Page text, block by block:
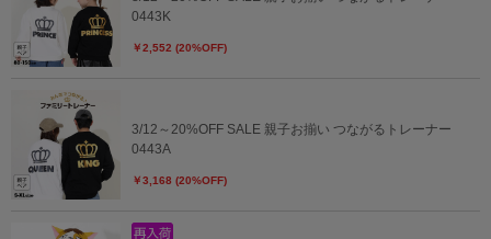
0443K
￥2,552 (20%OFF)
3/12～20%OFF SALE 親子お揃い つながるトレーナー
0443A
￥3,168 (20%OFF)